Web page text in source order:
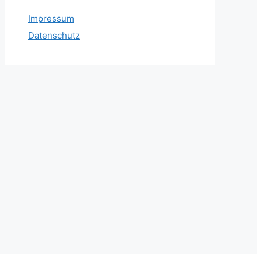
Impressum
Datenschutz